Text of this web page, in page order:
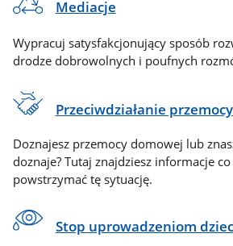
Mediacje
Wypracuj satysfakcjonujący sposób
drodze dobrowolnych i poufnych
Przeciwdziałanie
Doznajesz przemocy domowej lub
doznaje? Tutaj znajdziesz informacje
powstrzymać tę sytuację.
Stop uprowadzeniom